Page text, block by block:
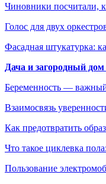
Чиновники посчитали,
Голос для двух
Фасадная штукатурка:
Дача и загородный
Беременность —
Взаимосвязь
Как предотвратить
Что такое циклевка
Пользование